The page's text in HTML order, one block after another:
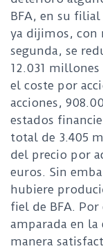
BFA, en su
ya dijimos, con
segunda, se
12.031
el coste por
acciones,
estados
total de 3.405
del precio por
euros. Sin
hubiere
fiel de BFA.
amparada en la
manera